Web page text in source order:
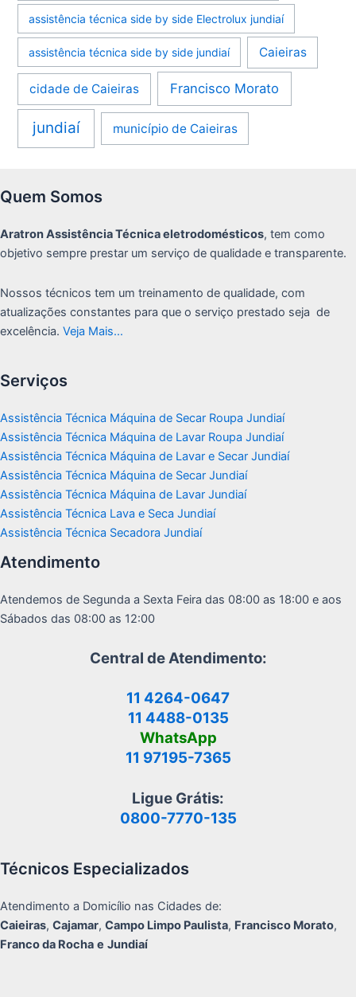
assistência técnica side by side Electrolux jundiaí
assistência técnica side by side jundiaí Caieiras
cidade de Caieiras Francisco Morato
jundiaí município de Caieiras
Quem Somos
Aratron Assistência Técnica eletrodomésticos, tem como
objetivo sempre prestar um serviço de qualidade e transparente.
Nossos técnicos tem um treinamento de qualidade, com
atualizações constantes para que o serviço prestado seja de
excelência. Veja Mais…
Serviços
Assistência Técnica Máquina de Secar Roupa Jundiaí
Assistência Técnica Máquina de Lavar Roupa Jundiaí
Assistência Técnica Máquina de Lavar e Secar Jundiaí
Assistência Técnica Máquina de Secar Jundiaí
Assistência Técnica Máquina de Lavar Jundiaí
Assistência Técnica Lava e Seca Jundiaí
Assistência Técnica Secadora Jundiaí
Atendimento
Atendemos de Segunda a Sexta Feira das 08:00 as 18:00 e aos
Sábados das 08:00 as 12:00
Central de Atendimento:
11 4264-0647
11 4488-0135
WhatsApp
11 97195-7365
Ligue Grátis:
0800-7770-135
Técnicos Especializados
Atendimento a Domicílio nas Cidades de:
Caieiras, Cajamar, Campo Limpo Paulista, Francisco Morato,
Franco da Rocha e Jundiaí